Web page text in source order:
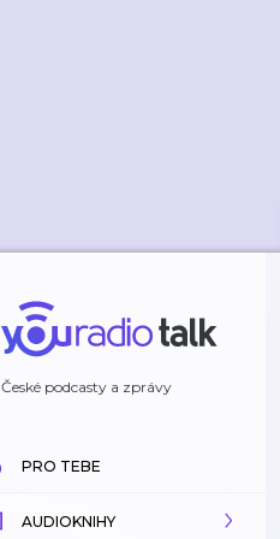
České podcasty a zprávy
PRO TEBE
AUDIOKNIHY